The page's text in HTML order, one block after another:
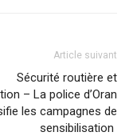
Article suivant
Sécurité routière et
– La police d’Oran
les campagnes de
sensibilisation